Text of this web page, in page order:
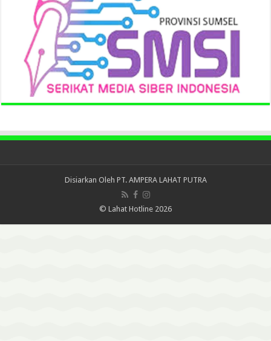
Disiarkan Oleh PT. AMPERA LAHAT PUTRA
© Lahat Hotline 2026